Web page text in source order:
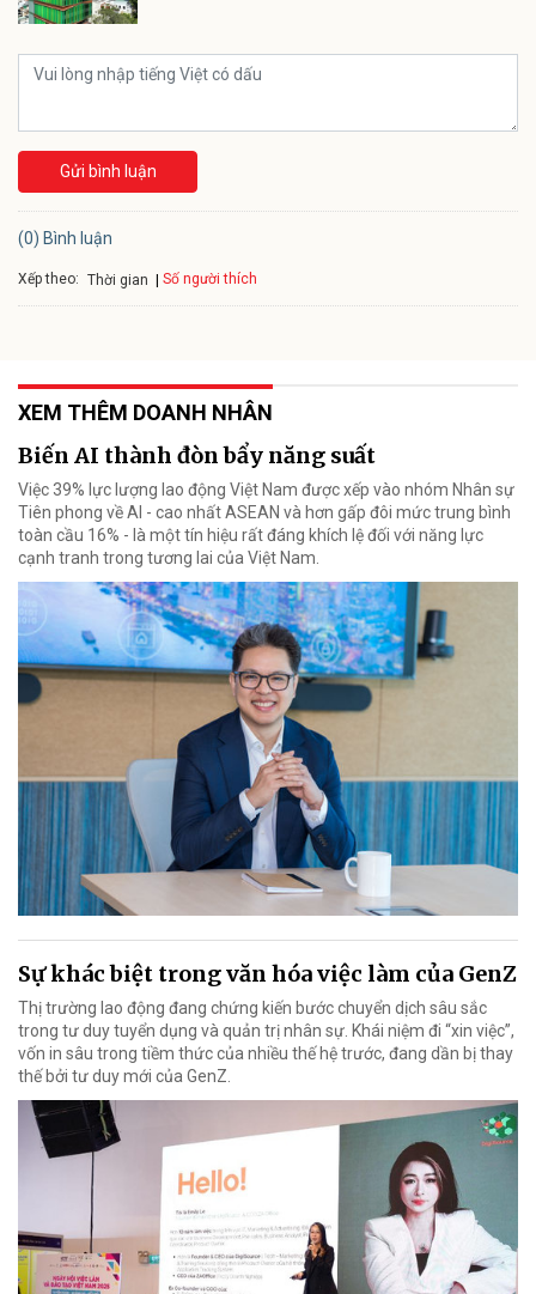
Gửi bình luận
(0) Bình luận
Xếp theo: Thời gian Số người thích
XEM THÊM DOANH NHÂN
Biến AI thành đòn bẩy năng suất
Việc 39% lực lượng lao động Việt Nam được xếp vào nhóm Nhân sự
Tiên phong về AI - cao nhất ASEAN và hơn gấp đôi mức trung bình
toàn cầu 16% - là một tín hiệu rất đáng khích lệ đối với năng lực
cạnh tranh trong tương lai của Việt Nam.
Sự khác biệt trong văn hóa việc làm của GenZ
Thị trường lao động đang chứng kiến bước chuyển dịch sâu sắc
trong tư duy tuyển dụng và quản trị nhân sự. Khái niệm đi “xin việc”,
vốn in sâu trong tiềm thức của nhiều thế hệ trước, đang dần bị thay
thế bởi tư duy mới của GenZ.